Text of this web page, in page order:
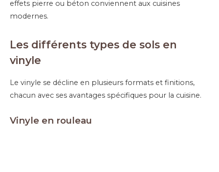
effets pierre ou béton conviennent aux cuisines
modernes.
Les différents types de sols en
vinyle
Le vinyle se décline en plusieurs formats et finitions,
chacun avec ses avantages spécifiques pour la cuisine.
Vinyle en rouleau